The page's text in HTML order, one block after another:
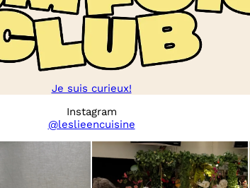
Je suis curieux!
Instagram
@leslieencuisine